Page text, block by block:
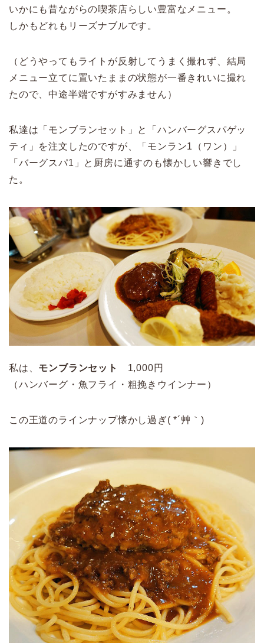
いかにも昔ながらの喫茶店らしい豊富なメニュー。
しかもどれもリーズナブルです。
（どうやってもライトが反射してうまく撮れず、結局
メニュー立てに置いたままの状態が一番きれいに撮れ
たので、中途半端ですがすみません）
私達は「モンブランセット」と「ハンバーグスパゲッ
ティ」を注文したのですが、「モンラン1（ワン）」
「バーグスパ1」と厨房に通すのも懐かしい響きでし
た。
私は、 モンブランセット
1,000円
（ハンバーグ・魚フライ・粗挽きウインナー）
この王道のラインナップ懐かし過ぎ( *´艸｀)